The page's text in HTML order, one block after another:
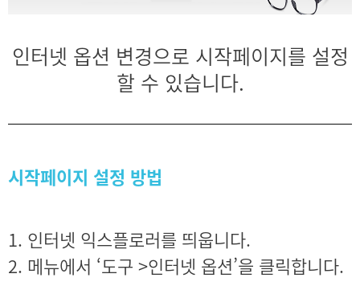
인터넷 옵션 변경으로 시작페이지를 설정
할 수 있습니다.
시작페이지 설정 방법
1. 인터넷 익스플로러를 띄웁니다.
2. 메뉴에서 ‘도구 >인터넷 옵션’을 클릭합니다.